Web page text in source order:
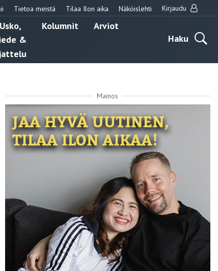
Tietoa meistä Tilaa Ilon aika Näköislehti Kirjaudu
Usko,
&
Kolumnit
Arviot
Haku
Mainos